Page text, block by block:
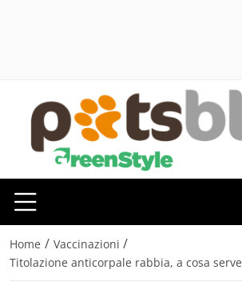
Home / Vaccinazioni /
Titolazione anticorpale rabbia, a cosa serve